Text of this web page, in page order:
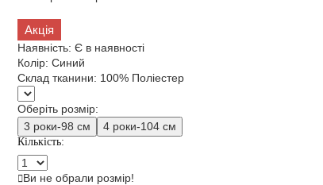
Акція
Наявність: Є в наявності
Колір: Синий
Склад тканини: 100% Поліестер
Оберіть розмір:
3 роки-98 см
4 роки-104 см
Кількість:
Ви не обрали розмір!